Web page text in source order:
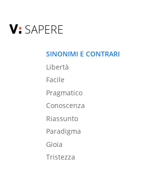
SAPERE
SINONIMI E CONTRARI
Libertà
Facile
Pragmatico
Conoscenza
Riassunto
Paradigma
Gioia
Tristezza